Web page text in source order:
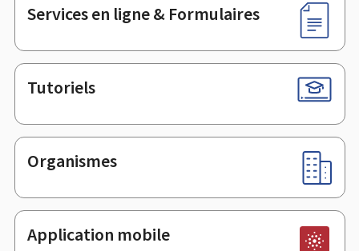
Services en ligne & Formulaires
Tutoriels
Organismes
Application mobile